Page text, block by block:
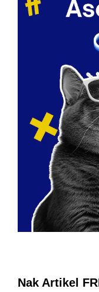
Nak Artikel